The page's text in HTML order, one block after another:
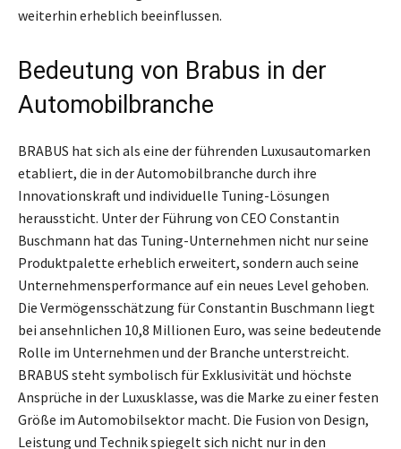
weiterhin erheblich beeinflussen.
Bedeutung von Brabus in der
Automobilbranche
BRABUS hat sich als eine der führenden Luxusautomarken
etabliert, die in der Automobilbranche durch ihre
Innovationskraft und individuelle Tuning-Lösungen
heraussticht. Unter der Führung von CEO Constantin
Buschmann hat das Tuning-Unternehmen nicht nur seine
Produktpalette erheblich erweitert, sondern auch seine
Unternehmensperformance auf ein neues Level gehoben.
Die Vermögensschätzung für Constantin Buschmann liegt
bei ansehnlichen 10,8 Millionen Euro, was seine bedeutende
Rolle im Unternehmen und der Branche unterstreicht.
BRABUS steht symbolisch für Exklusivität und höchste
Ansprüche in der Luxusklasse, was die Marke zu einer festen
Größe im Automobilsektor macht. Die Fusion von Design,
Leistung und Technik spiegelt sich nicht nur in den